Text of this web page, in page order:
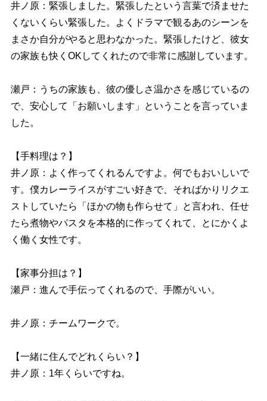
井ノ原：緊張しました。緊張したという言葉で済ませた
くないくらい緊張した。よくドラマで観るあのシーンを
まさか自分がやると思わなかった。緊張したけど、彼女
の家族も快くOKしてくれたので非常に感謝しています。
瀬戸：うちの家族も、彼の優しさ温かさを感じているの
で、安心して「お願いします」ということを言っていま
した。
【手料理は？】
井ノ原：よく作ってくれるんですよ。何でもおいしいで
す。僕カレーライスがすごい好きで、そればかりリクエ
ストしていたら「ほかの物も作らせて」と言われ、任せ
たら煮物やパスタを本格的に作ってくれて、とにかくよ
く働く女性です。
【家事分担は？】
瀬戸：進んで手伝ってくれるので、手際がいい。
井ノ原：チームワークで。
【一緒に住んでどれくらい？】
井ノ原：1年くらいですね。